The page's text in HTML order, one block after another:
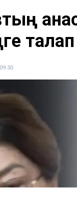
талап